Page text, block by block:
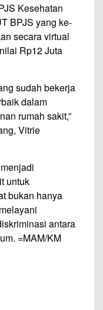
Kesehatan
BPJS yang ke-
secara virtual
Rp12 Juta
sudah bekerja
dalam
rumah sakit,”
Vitrie
untuk
bukan hanya
antara
=MAM/KM